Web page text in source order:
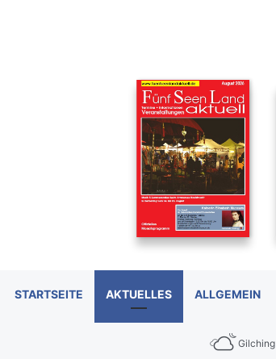
STARTSEITE AKTUELLES ALLGEMEIN
Gilching